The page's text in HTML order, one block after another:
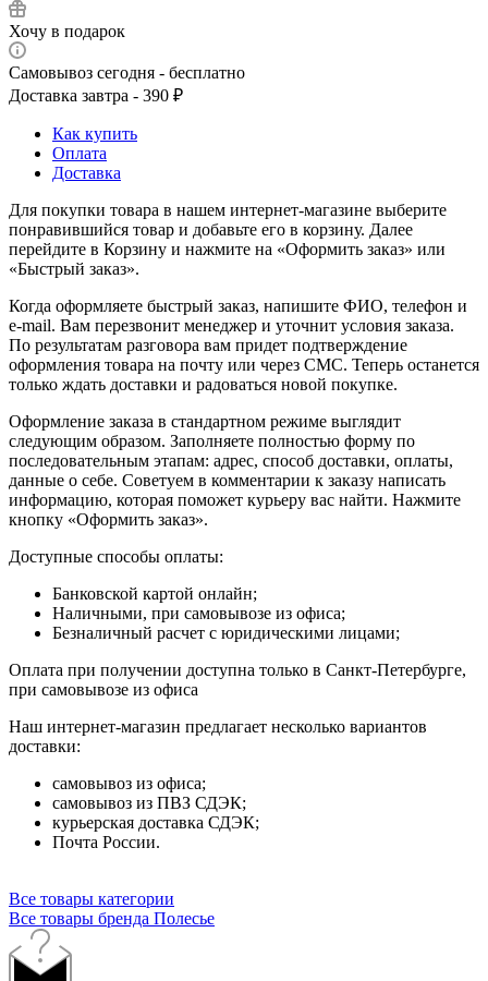
Хочу в подарок
Самовывоз сегодня - бесплатно
Доставка завтра - 390 ₽
Как купить
Оплата
Доставка
Для покупки товара в нашем интернет-магазине выберите
понравившийся товар и добавьте его в корзину. Далее
перейдите в Корзину и нажмите на «Оформить заказ» или
«Быстрый заказ».
Когда оформляете быстрый заказ, напишите ФИО, телефон и
e-mail. Вам перезвонит менеджер и уточнит условия заказа.
По результатам разговора вам придет подтверждение
оформления товара на почту или через СМС. Теперь останется
только ждать доставки и радоваться новой покупке.
Оформление заказа в стандартном режиме выглядит
следующим образом. Заполняете полностью форму по
последовательным этапам: адрес, способ доставки, оплаты,
данные о себе. Советуем в комментарии к заказу написать
информацию, которая поможет курьеру вас найти. Нажмите
кнопку «Оформить заказ».
Доступные способы оплаты:
Банковской картой онлайн;
Наличными, при самовывозе из офиса;
Безналичный расчет с юридическими лицами;
Оплата при получении доступна только в Санкт-Петербурге,
при самовывозе из офиса
Наш интернет-магазин предлагает несколько вариантов
доставки:
самовывоз из офиса;
самовывоз из ПВЗ СДЭК;
курьерская доставка СДЭК;
Почта России.
Все товары категории
Все товары бренда Полесье